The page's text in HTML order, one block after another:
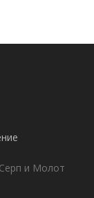
и Молот